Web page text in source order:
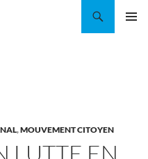
,MOUVEMENT CITOYEN
LUTTE EN